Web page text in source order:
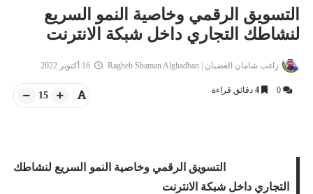
التسويق الرقمي وخاصية النمو السريع
لنشاطك التجاري داخل شبكة الانترنت
راغب شامان الغضبان | Ragheb Shaman Alghadban
0
4 دقائق قراءة 15
التسويق الرقمي وخاصية النمو السريع لنشاطك
التجاري داخل شبكة الانترنت